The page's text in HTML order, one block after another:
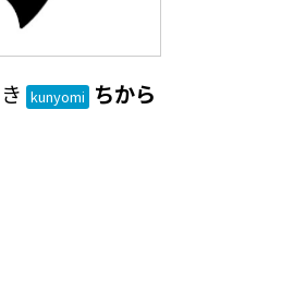
kunyomi ちから